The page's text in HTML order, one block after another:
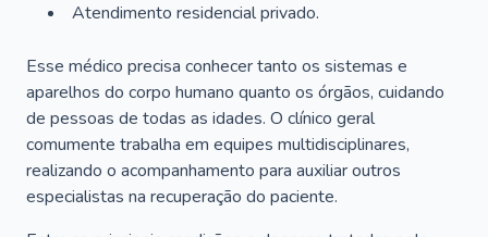
Atendimento residencial privado.
Esse médico precisa conhecer tanto os sistemas e
aparelhos do corpo humano quanto os órgãos, cuidando
de pessoas de todas as idades. O clínico geral
comumente trabalha em equipes multidisciplinares,
realizando o acompanhamento para auxiliar outros
especialistas na recuperação do paciente.